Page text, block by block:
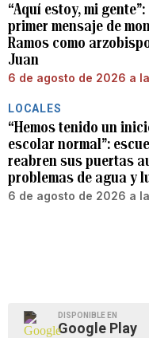
“Aquí estoy, mi
primer mensaje de
Ramos como
Juan
6 de agosto de 2026 a
LOCALES
“Hemos tenido un
escolar normal”:
reabren sus puertas
problemas de agua y
6 de agosto de 2026 a
DISPONIBLE EN
Google Play